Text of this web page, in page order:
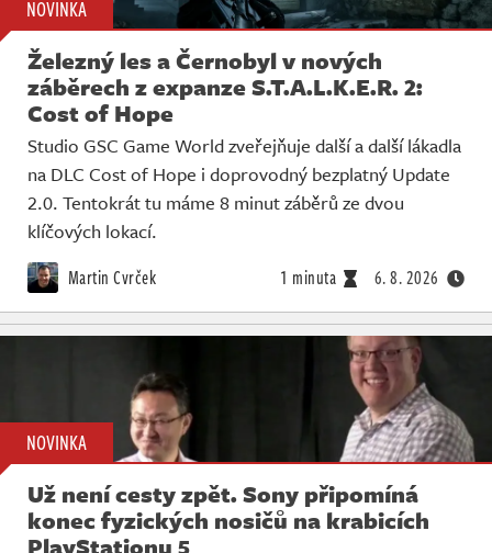
NOVINKA
Železný les a Černobyl v nových
záběrech z expanze S.T.A.L.K.E.R. 2:
Cost of Hope
Studio GSC Game World zveřejňuje další a další lákadla
na DLC Cost of Hope i doprovodný bezplatný Update
2.0. Tentokrát tu máme 8 minut záběrů ze dvou
klíčových lokací.
Martin Cvrček 1 minuta 6. 8. 2026
NOVINKA
Už není cesty zpět. Sony připomíná
konec fyzických nosičů na krabicích
PlayStationu 5